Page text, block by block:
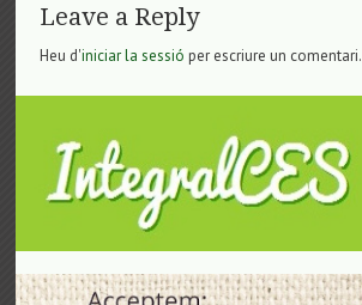
Leave a Reply
Heu d'iniciar la sessió per escriure un comentari.